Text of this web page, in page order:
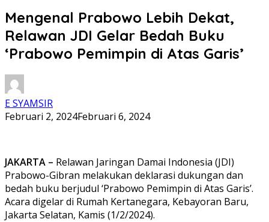
Mengenal Prabowo Lebih Dekat,
Relawan JDI Gelar Bedah Buku
‘Prabowo Pemimpin di Atas Garis’
E SYAMSIR
Februari 2, 2024Februari 6, 2024
JAKARTA – Relawan Jaringan Damai Indonesia (JDI)
Prabowo-Gibran melakukan deklarasi dukungan dan
bedah buku berjudul ‘Prabowo Pemimpin di Atas Garis’.
Acara digelar di Rumah Kertanegara, Kebayoran Baru,
Jakarta Selatan, Kamis (1/2/2024).